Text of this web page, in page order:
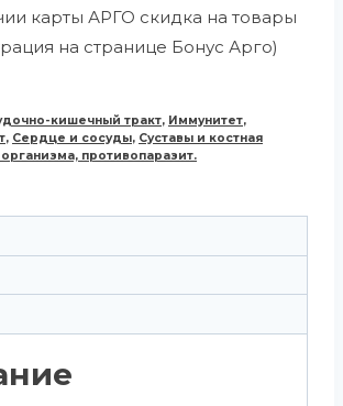
карты АРГО скидка на товары
на странице Бонус Арго)
кишечный тракт, Иммунитет,
, Сердце и сосуды, Суставы и костная
противопаразит.